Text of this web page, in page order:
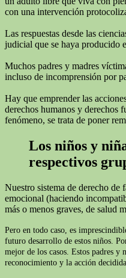
con una intervención
Las respuestas desde las
judicial que se haya producido
Muchos padres y madres
incluso de incomprensión por
Hay que emprender las
derechos humanos y derechos
fenómeno, se trata de poner
Los niños y
respectivos
Nuestro sistema de derecho
emocional (haciendo
más o menos graves, de salud
Pero en todo caso, es
futuro desarrollo de estos niños.
mejor de los casos. Estos padres y
reconocimiento y la acción